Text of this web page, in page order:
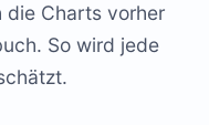
die Charts vorher
So wird jede